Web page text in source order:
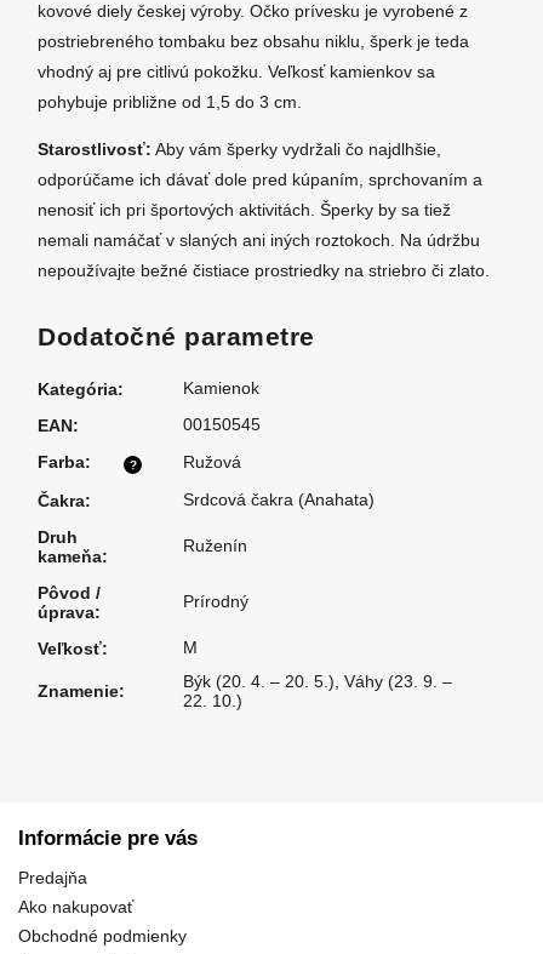
kovové diely českej výroby. Očko prívesku je vyrobené z
postriebreného tombaku bez obsahu niklu, šperk je teda
vhodný aj pre citlivú pokožku. Veľkosť kamienkov sa
pohybuje približne od 1,5 do 3 cm.
Starostlivosť: Aby vám šperky vydržali čo najdlhšie,
odporúčame ich dávať dole pred kúpaním, sprchovaním a
nenosiť ich pri športových aktivitách. Šperky by sa tiež
nemali namáčať v slaných ani iných roztokoch. Na údržbu
nepoužívajte bežné čistiace prostriedky na striebro či zlato.
Dodatočné parametre
Kategória:
Kamienok
EAN: 00150545
?
Farba:
Ružová
Čakra:
Srdcová čakra (Anahata)
Druh
kameňa:
Ruženín
Pôvod /
úprava:
Prírodný
Veľkosť: M
Znamenie: Býk (20. 4. – 20. 5.) Váhy (23. 9. –
22. 10.)
Informácie pre vás
Predajňa
Ako nakupovať
Obchodné podmienky